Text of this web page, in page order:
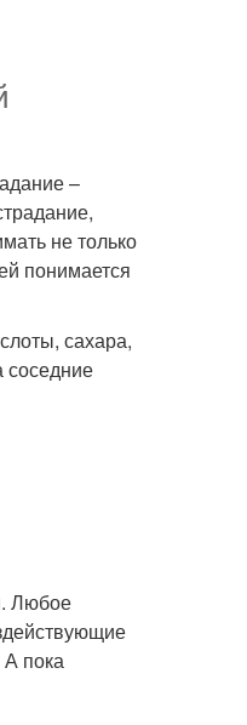
–
не только
понимается
сахара,
соседние
Любое
А пока